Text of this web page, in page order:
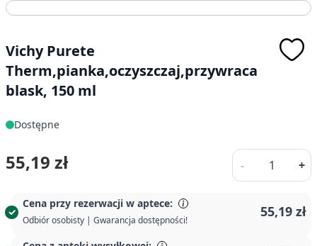
Vichy Purete
Therm,pianka,oczyszczaj,przywraca
blask, 150 ml
Dostępne
Cena przy rezerwacji w aptece:
Odbiór osobisty | Gwarancja dostępności!
55,19 zł
55,19 zł -
Ilość
+